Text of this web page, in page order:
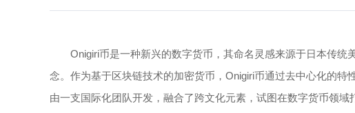
Onigiri币是一种新兴的数字货币，其命名灵感来源于日本传
念。作为基于区块链技术的加密货币，Onigiri币通过去中心化的
由一支国际化团队开发，融合了跨文化元素，试图在数字货币领